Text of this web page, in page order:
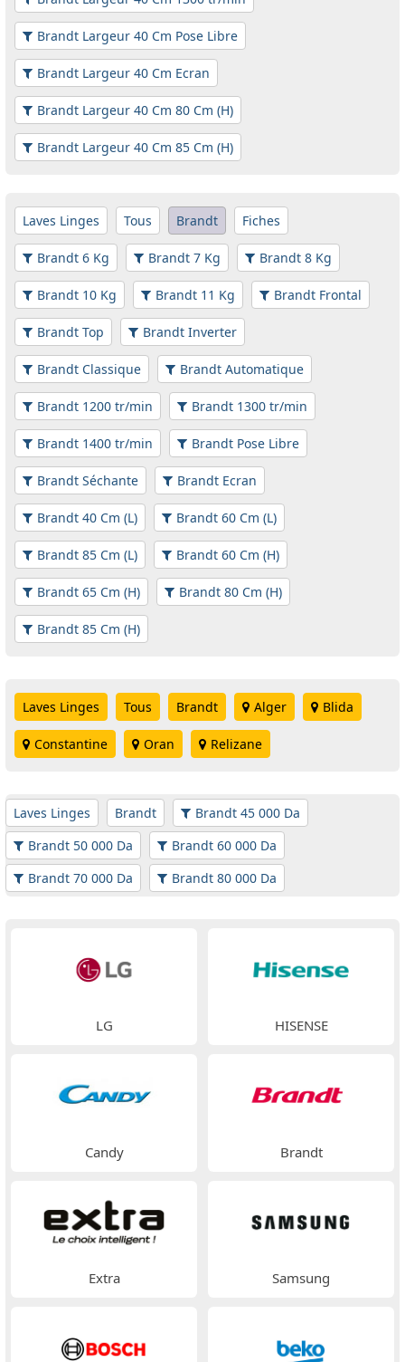
Brandt Largeur 40 Cm Pose Libre
Brandt Largeur 40 Cm Ecran
Brandt Largeur 40 Cm 80 Cm (H)
Brandt Largeur 40 Cm 85 Cm (H)
Laves Linges Tous Brandt Fiches
Brandt 6 Kg Brandt 7 Kg Brandt 8 Kg
Brandt 10 Kg Brandt 11 Kg Brandt Frontal
Brandt Top Brandt Inverter
Brandt Classique Brandt Automatique
Brandt 1200 tr/min Brandt 1300 tr/min
Brandt 1400 tr/min Brandt Pose Libre
Brandt Séchante Brandt Ecran
Brandt 40 Cm (L) Brandt 60 Cm (L)
Brandt 85 Cm (L) Brandt 60 Cm (H)
Brandt 65 Cm (H) Brandt 80 Cm (H)
Brandt 85 Cm (H)
Laves Linges Tous Brandt Alger Blida
Constantine Oran Relizane
Laves Linges Brandt
Brandt 45 000 Da
Brandt 50 000 Da
Brandt 60 000 Da
Brandt 70 000 Da
Brandt 80 000 Da
LG HISENSE
Candy Brandt
Extra Samsung